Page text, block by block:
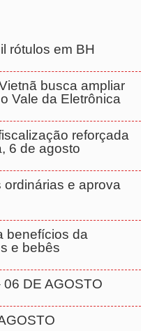
rótulos em BH
busca ampliar
Vale da Eletrônica
reforçada
6 de agosto
e aprova
benefícios da
e bebês
DE AGOSTO